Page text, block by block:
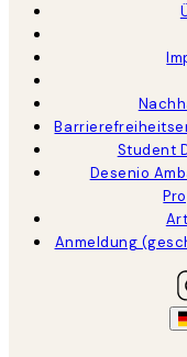
Student
Desenio
Anmeldung